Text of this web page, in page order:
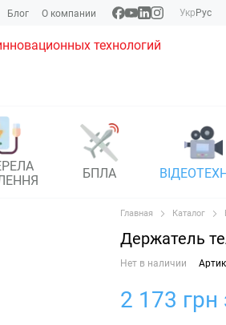
Блог О компании Укр Рус
технологий
БПЛА
Главная Каталог
Держатель
Нет в наличии
2 173